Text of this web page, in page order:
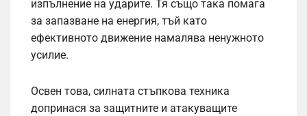
изпълнение на ударите. Тя също така помага
за запазване на енергия, тъй като
ефективното движение намалява ненужното
усилие.
Освен това, силната стъпкова техника
допринася за защитните и атакуващите